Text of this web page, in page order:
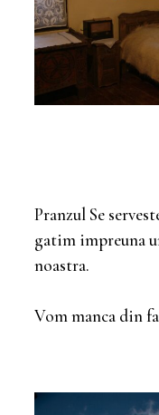
Pranzul Se
gatim impreuna
noastra.
Vom manca din